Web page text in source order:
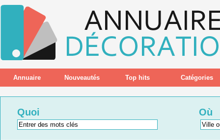
Annuaire Nouveautés Top hits Catégories
Quoi Où